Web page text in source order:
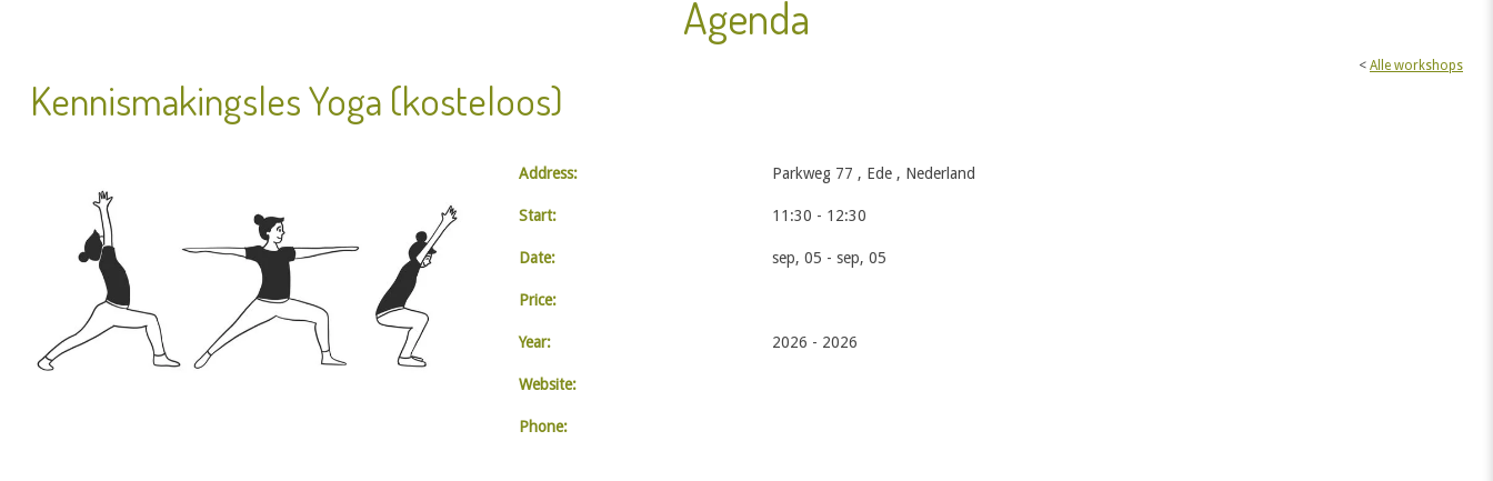
Agenda
< Alle workshops
Kennismakingsles Yoga (kosteloos)
Address: Parkweg 77 , Ede , Nederland
Start: 11:30 - 12:30
Date: sep, 05 - sep, 05
Price:
Year: 2026 - 2026
Website:
Phone: